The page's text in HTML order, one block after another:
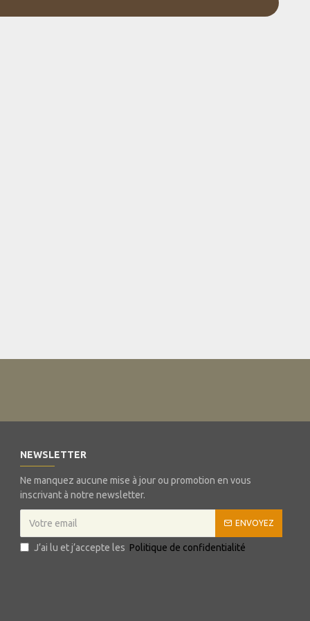
NEWSLETTER
Ne manquez aucune mise à jour ou promotion en vous
inscrivant à notre newsletter.
ENVOYEZ
J’ai lu et j’accepte les Politique de confidentialité